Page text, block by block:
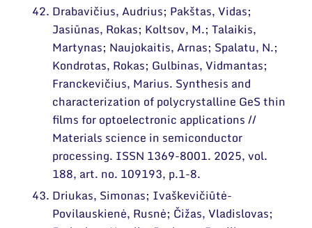
Drabavičius, Audrius; Pakštas, Vidas;
Jasiūnas, Rokas; Koltsov, M.; Talaikis,
Martynas; Naujokaitis, Arnas; Spalatu, N.;
Kondrotas, Rokas; Gulbinas, Vidmantas;
Franckevičius, Marius. Synthesis and
characterization of polycrystalline GeS thin
films for optoelectronic applications //
Materials science in semiconductor
processing. ISSN 1369-8001. 2025, vol.
188, art. no. 109193, p.1-8.
Driukas, Simonas; Ivaškevičiūtė-
Povilauskienė, Rusnė; Čižas, Vladislovas;